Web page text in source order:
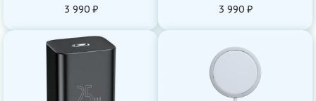
3 990 ₽ 3 990 ₽